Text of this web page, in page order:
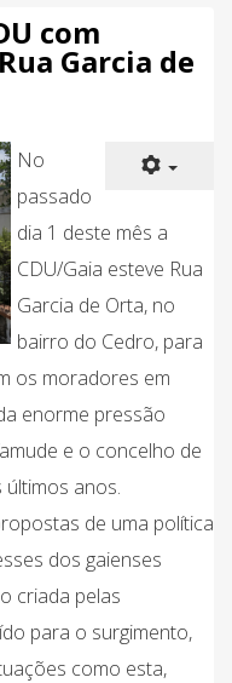
com
Garcia de
No
passado
dia 1 deste mês a
CDU/Gaia esteve Rua
Garcia de Orta, no
bairro do Cedro, para
os moradores em
enorme pressão
e o concelho de
anos.
de uma política
dos gaienses
criada pelas
para o surgimento,
como esta,